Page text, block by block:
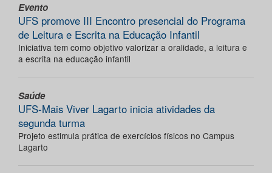
Evento
UFS promove III Encontro presencial do Programa
de Leitura e Escrita na Educação Infantil
Iniciativa tem como objetivo valorizar a oralidade, a leitura e
a escrita na educação infantil
Saúde
UFS-Mais Viver Lagarto inicia atividades da
segunda turma
Projeto estimula prática de exercícios físicos no Campus
Lagarto